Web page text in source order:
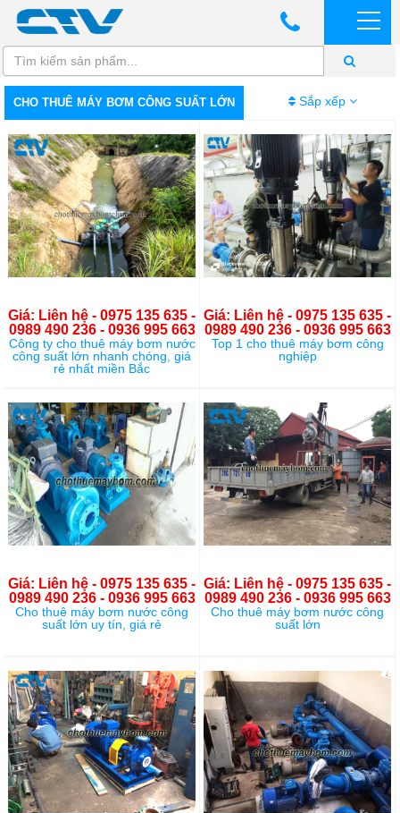
CHO THUÊ MÁY BƠM CÔNG SUẤT LỚN Sắp xếp
Giá: Liên hệ - 0975 135 635 -
0989 490 236 - 0936 995 663
Công ty cho thuê máy bơm nước
công suất lớn nhanh chóng, giá
rẻ nhất miền Bắc
Giá: Liên hệ - 0975 135 635 -
0989 490 236 - 0936 995 663
Top 1 cho thuê máy bơm công
nghiệp
Giá: Liên hệ - 0975 135 635 -
0989 490 236 - 0936 995 663
Cho thuê máy bơm nước công
suất lớn uy tín, giá rẻ
Giá: Liên hệ - 0975 135 635 -
0989 490 236 - 0936 995 663
Cho thuê máy bơm nước công
suất lớn